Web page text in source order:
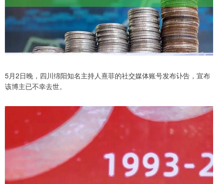
5月2日晚，四川绵阳知名主持人熹菲的社交媒体账号发布讣告，宣布
该博主已不幸去世。